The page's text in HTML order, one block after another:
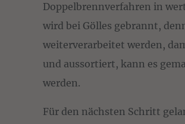
Doppelbrennverfahren in
wird bei Gölles gebrannt,
weiterverarbeitet werden,
und aussortiert, kann es
werden.
Für den nächsten Schritt